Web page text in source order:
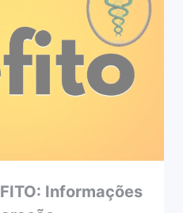
Informações